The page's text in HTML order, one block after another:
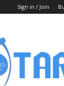
Sign in / Join